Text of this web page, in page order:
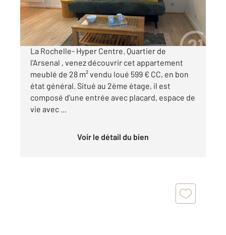
120 000 €
Visiter le site dédié
La Rochelle- Hyper Centre. Quartier de
l'Arsenal , venez découvrir cet appartement
meublé de 28 m² vendu loué 599 € CC, en bon
état général. Situé au 2ème étage, il est
composé d'une entrée avec placard, espace de
vie avec ...
Voir le détail du bien